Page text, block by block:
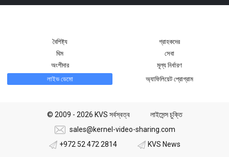
বৈশিষ্ট্য
গ্রাহকদের
থিম
সেবা
অংশীদার
মূল্য নির্ধারণ
লাইভ ডেমো
অ্যাফিলিয়েট প্রোগ্রাম
© 2009 - 2026 KVS সর্বস্বত্ব
লাইসেন্স চুক্তি
sales@kernel-video-sharing.com
+972 52 472 2814
KVS News